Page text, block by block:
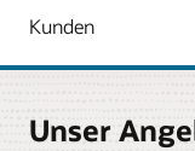
Unser